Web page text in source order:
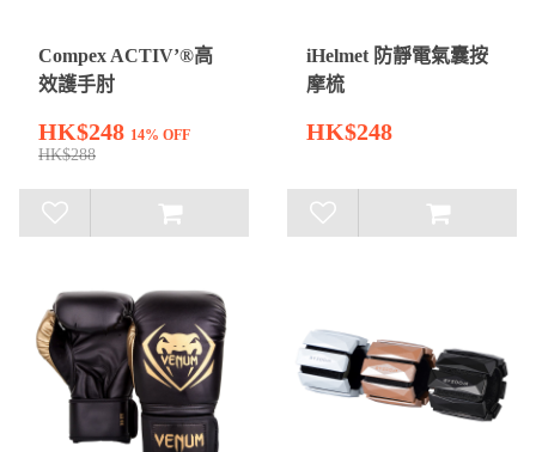
Compex ACTIV’®高
效護手肘
HK$248 14% OFF
HK$288
iHelmet 防靜電氣囊按
摩梳
HK$248